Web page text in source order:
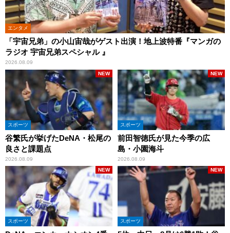
エンタメ
「宇宙兄弟」の小山宙哉がゲスト出演！地上波特番『マンガの
ラジオ 宇宙兄弟スペシャル 』
2026.08.09
スポーツ
谷繁氏が挙げたDeNA・松尾の
良さと課題点
2026.08.09
NEW
スポーツ
前田智徳氏が見た今季の広
島・小園海斗
2026.08.09
NEW
スポーツ
NEW
スポーツ
NEW